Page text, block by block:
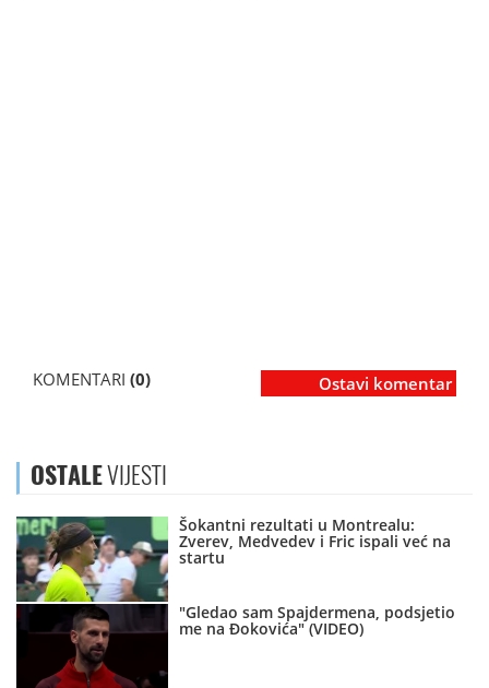
KOMENTARI (0) Ostavi komentar
OSTALEVIJESTI
Šokantni rezultati u Montrealu:
Zverev, Medvedev i Fric ispali već na
startu
"Gledao sam Spajdermena, podsjetio
me na Đokovića" (VIDEO)